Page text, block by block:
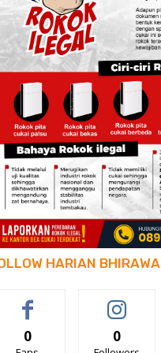
HARIAN BHIRAWA
0 0